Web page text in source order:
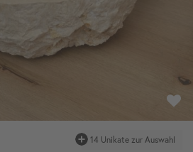
14 Unikate zur Auswahl